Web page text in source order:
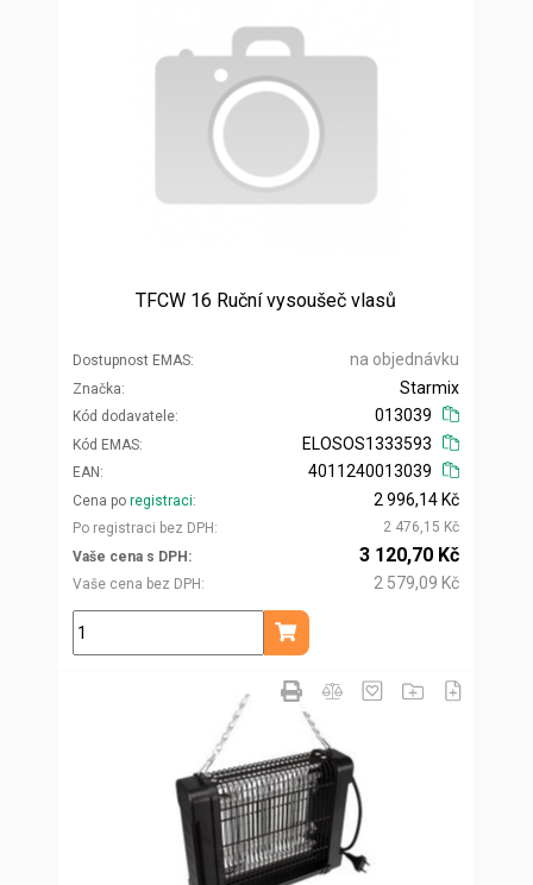
TFCW 16 Ruční vysoušeč vlasů
Dostupnost EMAS na objednávku
Značka
Kód dodavatele
Starmix
013039
Kód EMAS
EAN
ELOSOS1333593
4011240013039
Cena po registraci
Po registraci bez DPH
2 996,14 Kč
2 476,15 Kč
Vaše cena s DPH
Vaše cena bez DPH
3 120,70 Kč
2 579,09 Kč
ks
Přidat do košíku